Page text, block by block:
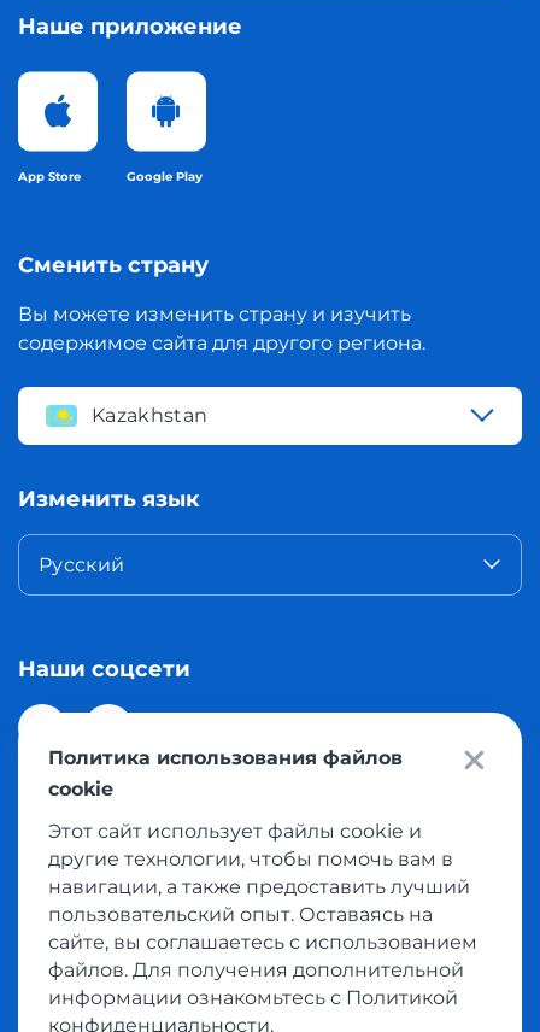
Наше приложение
App Store Google Play
Сменить страну
Вы можете изменить страну и изучить
содержимое сайта для другого региона.
Kazakhstan
Изменить язык
Русский
Наши соцсети
© 2026 Meest Shopping доставка покупок с интернет
магазинов мира в Казахстан. Все права защищены
Политика конфиденциальности
Публичная оферта
Условия пользования сервисом выкупа товаров
Политика использования файлов
cookie
Этот сайт использует файлы cookie и
другие технологии, чтобы помочь вам в
навигации, а также предоставить лучший
пользовательский опыт. Оставаясь на
сайте, вы соглашаетесь с использованием
файлов. Для получения дополнительной
информации ознакомьтесь с Политикой
конфиденциальности.